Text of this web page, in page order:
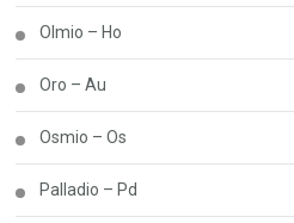
Olmio – Ho
Oro – Au
Osmio – Os
Palladio – Pd